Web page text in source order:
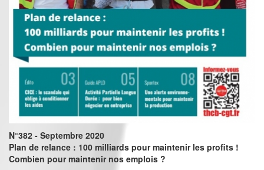
N°382 - Septembre 2020
Plan de relance : 100 milliards pour maintenir les profits !
Combien pour maintenir nos emplois ?